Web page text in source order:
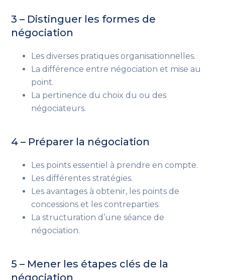
3 – Distinguer les formes de
négociation
Les diverses pratiques organisationnelles.
La différence entre négociation et mise au
point.
La pertinence du choix du ou des
négociateurs.
4 – Préparer la négociation
Les points essentiel à prendre en compte.
Les différentes stratégies.
Les avantages à obtenir, les points de
concessions et les contreparties.
La structuration d’une séance de
négociation.
5 – Mener les étapes clés de la
négociation